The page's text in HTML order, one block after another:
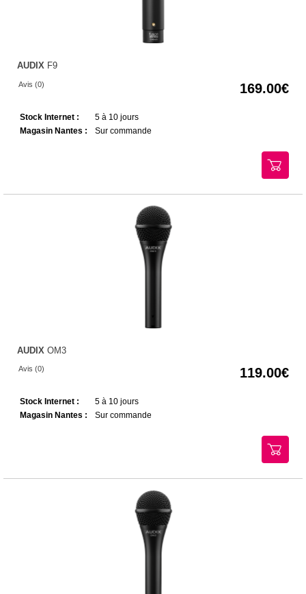
AUDIX F9
Avis (0) 169.00
Stock Internet :
5 à 10 jours
Magasin Nantes :
Sur commande
AUDIX OM3
Avis (0) 119.00
Stock Internet :
5 à 10 jours
Magasin Nantes :
Sur commande